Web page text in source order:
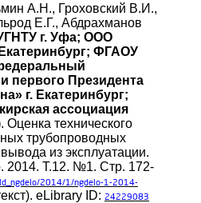
А.Н., Гроховский В.И.,
Е.Г., Абдрахманов
г. Уфа; ООО
ФГАОУ
первого Президента
г. Екатеринбург;
ассоциация
. Оценка технического
трубопроводных
из эксплуатации.
2014. Т.12. №1. Стр. 172-
2014/1/ngdelo-1-2014-
eLibrary ID: 24229083